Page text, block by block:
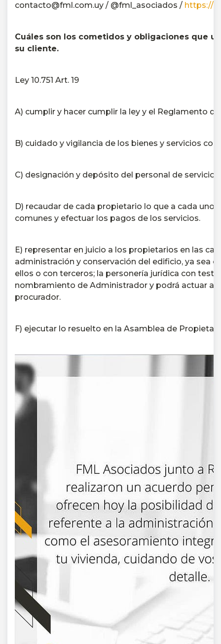
contacto@fml.com.uy / @fml_asociados / https://
Cuáles son los cometidos y obligaciones que
su cliente.
Ley 10.751 Art. 19
A) cumplir y hacer cumplir la ley y el Reglamento
B) cuidado y vigilancia de los bienes y servicios
C) designación y depósito del personal de servicio
D) recaudar de cada propietario lo que a cada uno
comunes y efectuar los pagos de los servicios.
E) representar en juicio a los propietarios en las
administración y conservación del edificio, ya sea
ellos o con terceros; la personería jurídica con
nombramiento de Administrador y podrá actuar
procurador.
F) ejecutar lo resuelto en la Asamblea de